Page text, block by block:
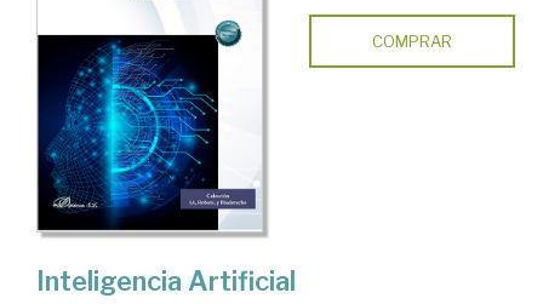
COMPRAR
Inteligencia Artificial